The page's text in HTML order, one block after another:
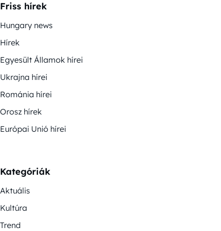
Friss hírek
Hungary news
Hírek
Egyesült Államok hírei
Ukrajna hírei
Románia hírei
Orosz hírek
Európai Unió hírei
Kategóriák
Aktuális
Kultúra
Trend